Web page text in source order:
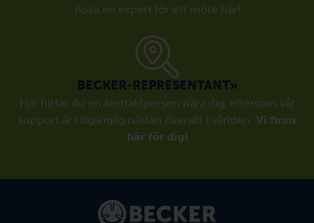
Boka en expert för ett möte här!
BECKER-REPRESENTANT»
Här hittar du en kontaktperson nära dig, eftersom vår
support är tillgänglig nästan överallt i världen. Vi finns
här för dig!